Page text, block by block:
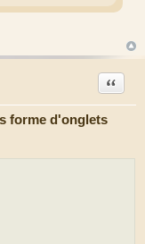
forme d'onglets
Citation